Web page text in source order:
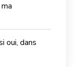
oui, dans